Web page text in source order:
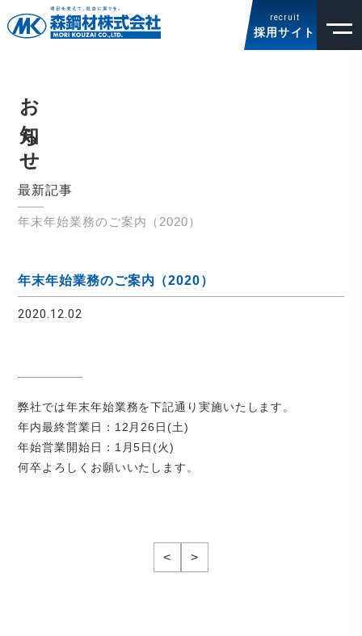
recruit
採用サイト
お知らせ
最新記事
年末年始業務のご案内（2020）
年末年始業務のご案内（2020）
2020.12.02
弊社では年末年始業務を下記通り実施いたします。
年内最終営業日：12月26日(土)
年始営業開始日：1月5日(火)
何卒よろしくお願いいたします。
< >